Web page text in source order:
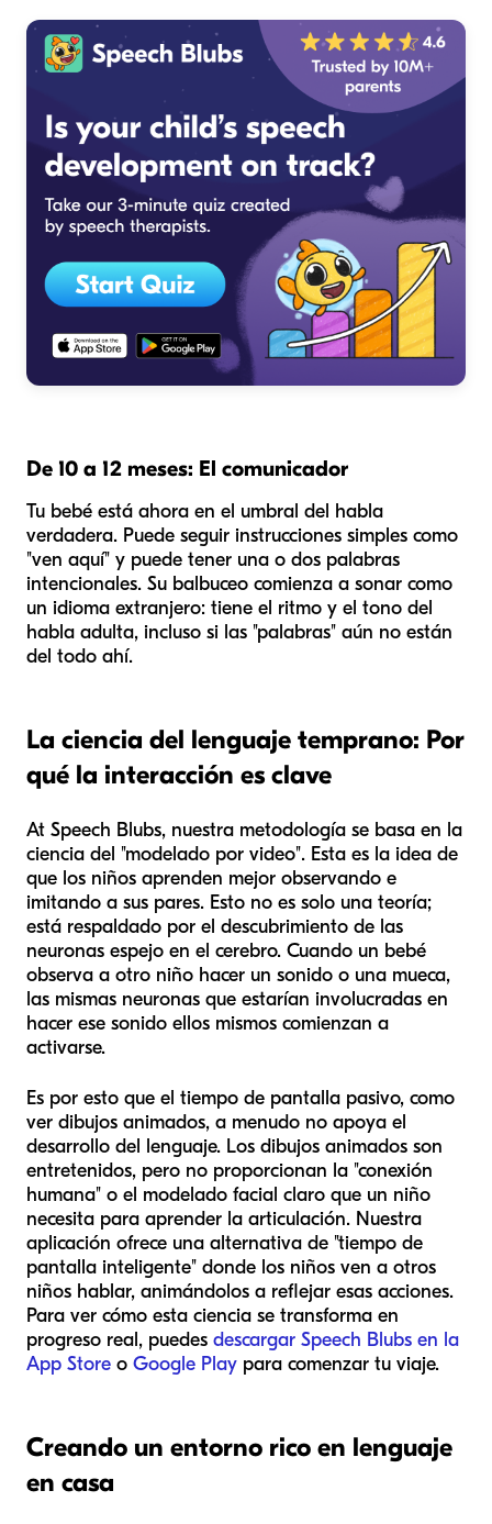
De 10 a 12 meses: El comunicador
Tu bebé está ahora en el umbral del habla
verdadera. Puede seguir instrucciones simples como
"ven aquí" y puede tener una o dos palabras
intencionales. Su balbuceo comienza a sonar como
un idioma extranjero: tiene el ritmo y el tono del
habla adulta, incluso si las "palabras" aún no están
del todo ahí.
La ciencia del lenguaje temprano: Por
qué la interacción es clave
At Speech Blubs, nuestra metodología se basa en la
ciencia del "modelado por video". Esta es la idea de
que los niños aprenden mejor observando e
imitando a sus pares. Esto no es solo una teoría;
está respaldado por el descubrimiento de las
neuronas espejo en el cerebro. Cuando un bebé
observa a otro niño hacer un sonido o una mueca,
las mismas neuronas que estarían involucradas en
hacer ese sonido ellos mismos comienzan a
activarse.
Es por esto que el tiempo de pantalla pasivo, como
ver dibujos animados, a menudo no apoya el
desarrollo del lenguaje. Los dibujos animados son
entretenidos, pero no proporcionan la "conexión
humana" o el modelado facial claro que un niño
necesita para aprender la articulación. Nuestra
aplicación ofrece una alternativa de "tiempo de
pantalla inteligente" donde los niños ven a otros
niños hablar, animándolos a reflejar esas acciones.
Para ver cómo esta ciencia se transforma en
progreso real, puedes descargar Speech Blubs en la
App Store o Google Play para comenzar tu viaje.
Creando un entorno rico en lenguaje
en casa